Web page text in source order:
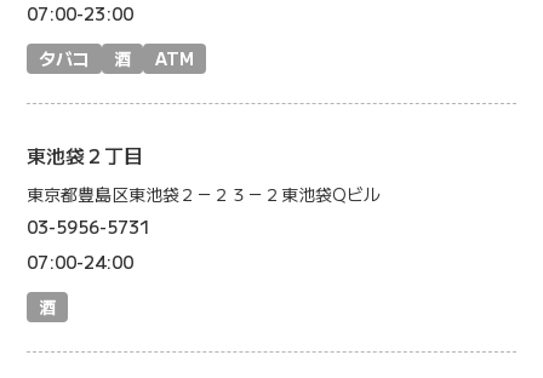
07:00-23:00
タバコ
酒 ATM
東池袋２丁目
東京都豊島区東池袋２－２３－２東池袋Qビル
03-5956-5731
07:00-24:00
酒